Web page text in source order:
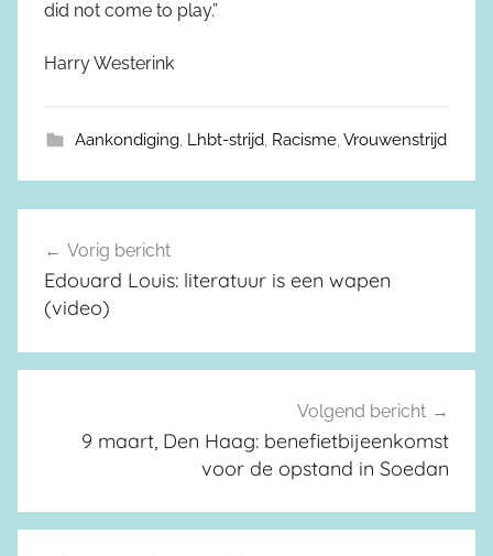
did not come to play.”
Harry Westerink
Aankondiging, Lhbt-strijd, Racisme,Vrouwenstrijd
Berichtnavigatie
Vorig bericht
Edouard Louis: literatuur is een wapen
(video)
Volgend bericht
9 maart, Den Haag: benefietbijeenkomst
voor de opstand in Soedan